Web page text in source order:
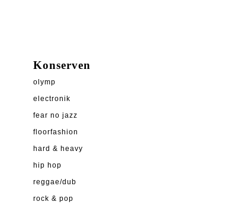
Konserven
olymp
electronik
fear no jazz
floorfashion
hard & heavy
hip hop
reggae/dub
rock & pop